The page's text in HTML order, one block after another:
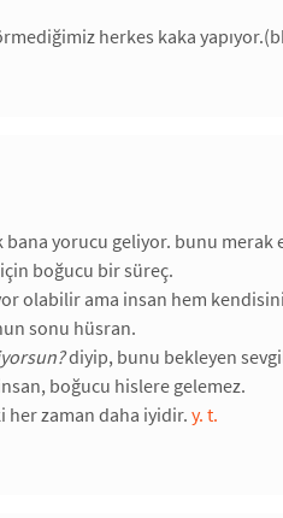
herkes kaka
yorucu geliyor. bunu
boğucu bir süreç.
olabilir ama insan hem
sonu hüsran.
diyip, bunu bekleyen
boğucu hislere gelemez.
her zaman daha iyidir. y. t.